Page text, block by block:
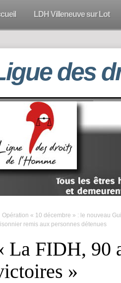
LDH Villeneuve sur Lot
des
Opération « 10 décembre » : le nouveau
remis aux personnes détenues
La FIDH, 90
»